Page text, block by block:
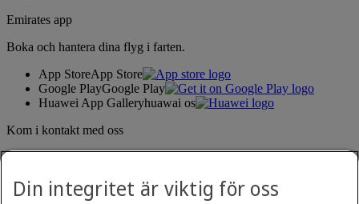
Emirates app
Boka och hantera dina flyg i farten.
App StoreApp Store
Google PlayGoogle Play
Huawei App Galleryhuawai os
Kom i kontakt med oss
Din integritet är viktig för oss